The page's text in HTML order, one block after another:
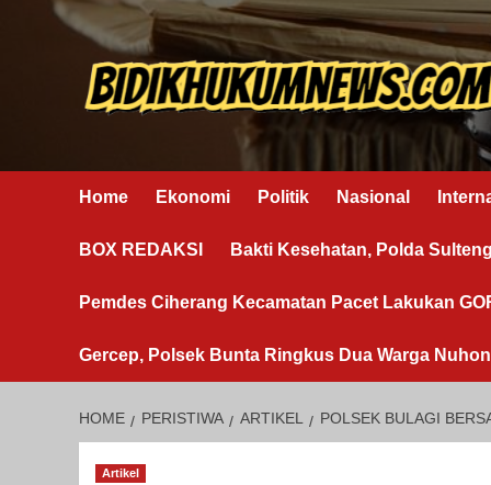
Home Ekonomi Politik Nasional
BOX REDAKSI Bakti Kesehatan, Polda
Pemdes Ciherang Kecamatan Pacet Lakukan
Gercep, Polsek Bunta Ringkus Dua Warga
HOME PERISTIWA ARTIKEL POLSEK BULAGI
Artikel